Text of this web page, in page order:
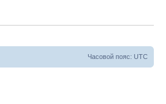
Часовой пояс: UTC